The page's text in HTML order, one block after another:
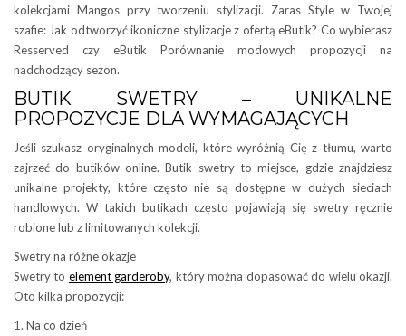
kolekcjami Mangos przy tworzeniu stylizacji. Zaras Style w Twojej
szafie: Jak odtworzyć ikoniczne stylizacje z ofertą eButik? Co wybierasz
Resserved czy eButik Porównanie modowych propozycji na
nadchodzący sezon.
BUTIK SWETRY – UNIKALNE
PROPOZYCJE DLA WYMAGAJĄCYCH
Jeśli szukasz oryginalnych modeli, które wyróżnią Cię z tłumu, warto
zajrzeć do butików online. Butik swetry to miejsce, gdzie znajdziesz
unikalne projekty, które często nie są dostępne w dużych sieciach
handlowych. W takich butikach często pojawiają się swetry ręcznie
robione lub z limitowanych kolekcji.
Swetry na różne okazje
Swetry to element garderoby, który można dopasować do wielu okazji.
Oto kilka propozycji:
1. Na co dzień